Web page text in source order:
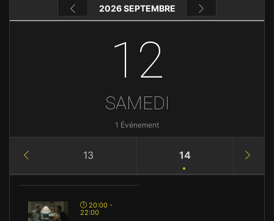
2026 SEPTEMBRE
12
SAMEDI
1 Événement
13 14
20:00 -
22:00